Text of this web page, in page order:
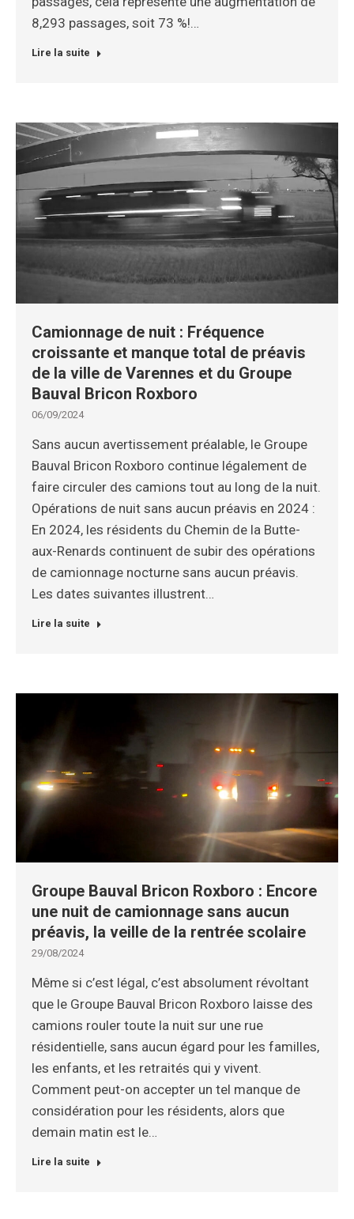
8,293 passages, soit 73 %!…
Lire la suite
Camionnage de nuit : Fréquence
croissante et manque total de préavis
de la ville de Varennes et du Groupe
Bauval Bricon Roxboro
06/09/2024
Sans aucun avertissement préalable, le Groupe
Bauval Bricon Roxboro continue légalement de
faire circuler des camions tout au long de la nuit.
Opérations de nuit sans aucun préavis en 2024 :
En 2024, les résidents du Chemin de la Butte-
aux-Renards continuent de subir des opérations
de camionnage nocturne sans aucun préavis.
Les dates suivantes illustrent…
Lire la suite
Groupe Bauval Bricon Roxboro : Encore
une nuit de camionnage sans aucun
préavis, la veille de la rentrée scolaire
29/08/2024
Même si c’est légal, c’est absolument révoltant
que le Groupe Bauval Bricon Roxboro laisse des
camions rouler toute la nuit sur une rue
résidentielle, sans aucun égard pour les familles,
les enfants, et les retraités qui y vivent.
Comment peut-on accepter un tel manque de
considération pour les résidents, alors que
demain matin est le…
Lire la suite